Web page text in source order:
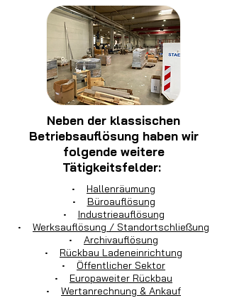
Neben der klassischen
Betriebsauflösung haben wir
folgende weitere
Tätigkeitsfelder:
• Hallenräumung
• Büroauflösung
• Industrieauflösung
• Werksauflösung / Standortschließung
• Archivauflösung
• Rückbau Ladeneinrichtung
• Öffentlicher Sektor
• Europaweiter Rückbau
• Wertanrechnung & Ankauf